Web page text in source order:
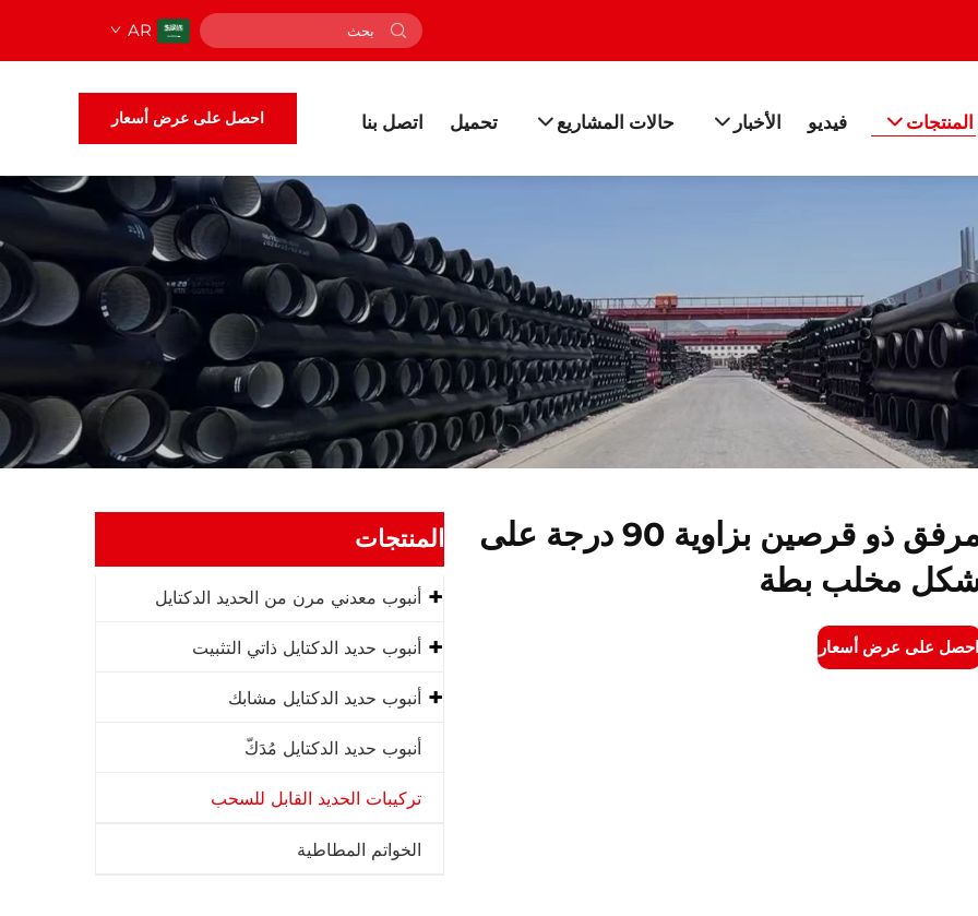
AR
المنتجات فيديو الأخبار حالات المشاريع تحميل اتصل بنا احصل على عرض أسعار
المنتجات
أنبوب معدني مرن من الحديد الدكتايل
أنبوب حديد الدكتايل ذاتي التثبيت
أنبوب حديد الدكتايل مشابك
أنبوب حديد الدكتايل مُدَكّ
تركيبات الحديد القابل للسحب
الخواتم المطاطية
مرفق ذو قرصين بزاوية 90 درجة على
مخلب بطة
على عرض أسعار